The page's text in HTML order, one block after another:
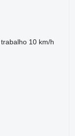
10 km/h